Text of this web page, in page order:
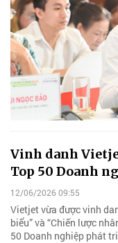
Vinh danh
Top 50 Doanh
12/06/2026 09:55
Vietjet vừa được vinh
biểu” và “Chiến lược
50 Doanh nghiệp phát